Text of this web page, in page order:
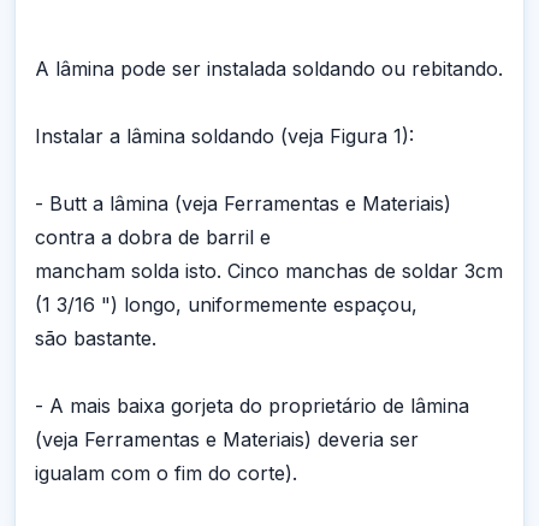
A lâmina pode ser instalada soldando ou rebitando.
Instalar a lâmina soldando (veja Figura 1):
- Butt a lâmina (veja Ferramentas e Materiais)
contra a dobra de barril e
mancham solda isto. Cinco manchas de soldar 3cm
(1 3/16 ") longo, uniformemente espaçou,
são bastante.
- A mais baixa gorjeta do proprietário de lâmina
(veja Ferramentas e Materiais) deveria ser
igualam com o fim do corte).